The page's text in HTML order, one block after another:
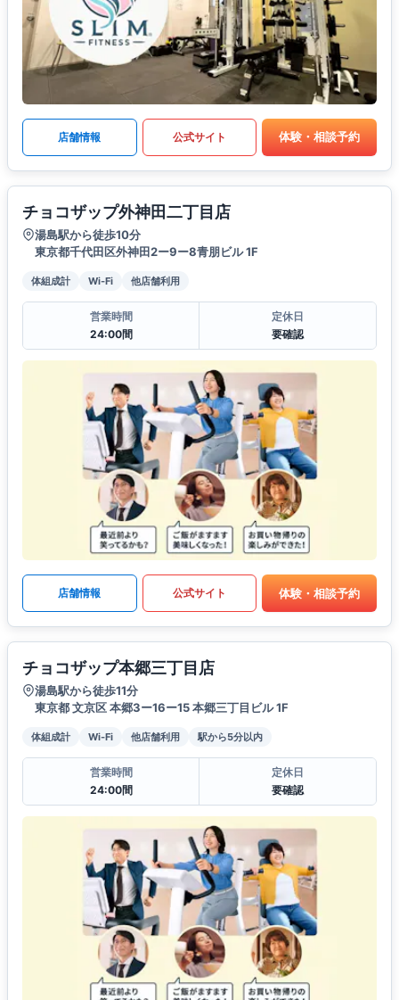
店舗情報 公式サイト 体験・相談予約
チョコザップ外神田二丁目店
湯島駅から徒歩10分
東京都千代田区外神田2ー9ー8青朋ビル 1F
体組成計 Wi-Fi 他店舗利用
営業時間
24:00間
定休日
要確認
店舗情報 公式サイト 体験・相談予約
チョコザップ本郷三丁目店
湯島駅から徒歩11分
東京都 文京区 本郷3ー16ー15 本郷三丁目ビル 1F
体組成計 Wi-Fi 他店舗利用 駅から5分以内
営業時間
24:00間
定休日
要確認